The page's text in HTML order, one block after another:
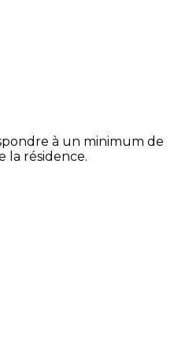
à un minimum de
la résidence.